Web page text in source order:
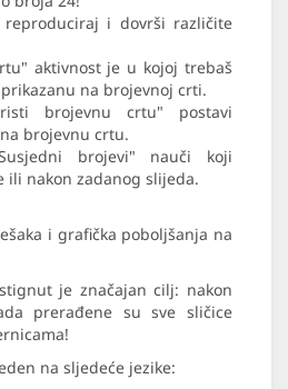
i dovrši različite
aktivnost je u kojoj trebaš
na brojevnoj crti.
brojevnu crtu" postavi
brojevnu crtu.
brojevi" nauči koji
ili nakon zadanog slijeda.
i grafička poboljšanja na
je značajan cilj: nakon
prerađene su sve sličice
na sljedeće jezike: